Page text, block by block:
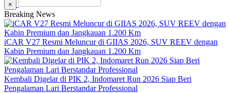
×
Breaking News
iCAR V27 Resmi Meluncur di GIIAS 2026, SUV REEV dengan
Kabin Premium dan Jangkauan 1.200 Km
Kembali Digelar di PIK 2, Indomaret Run 2026 Siap Beri
Pengalaman Lari Berstandar Professional